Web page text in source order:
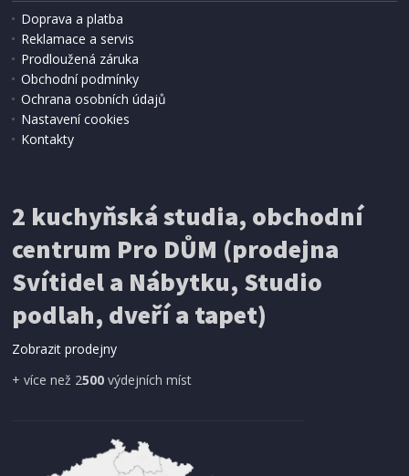
10 490 Kč
DOPRAVA ZDARMA
Doprava a platba
Reklamace a servis
Prodloužená záruka
Obchodní podmínky
Ochrana osobních údajů
Nastavení cookies
Kontakty
2 kuchyňská studia, obchodní
centrum Pro DŮM (prodejna
Svítidel a Nábytku, Studio
podlah, dveří a tapet)
Zobrazit prodejny
+ více než 2500 výdejních míst